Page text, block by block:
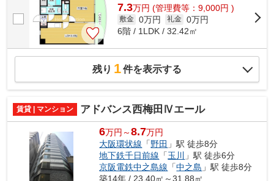
7.3万円 (管理費等：9,000円 )
敷金 0万円 礼金 0万円
6階 / 1LDK / 32.42㎡
残り 1件を表示する
賃貸 | マンション アドバンス西梅田Ⅳエール
6万円～8.7万円
大阪環状線 「野田 」駅 徒歩8分
地下鉄千日前線 「玉川
」駅 徒歩6分
京阪電鉄中之島線 「中之島 」駅 徒歩8分
築14年 / 23.40㎡～31.88㎡